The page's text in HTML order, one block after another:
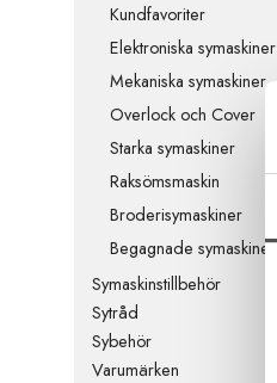
Kundfavoriter
Elektroniska symaskiner
Mekaniska symaskiner
Overlock och Cover
Starka symaskiner
Raksömsmaskin
Broderisymaskiner
Begagnade symaskiner
Symaskinstillbehör
Sytråd
Sybehör
Varumärken